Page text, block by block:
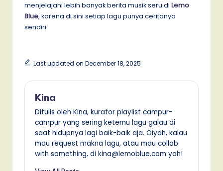
menjelajahi lebih banyak berita musik seru di Lemo
Blue, karena di sini setiap lagu punya ceritanya
sendiri.
Last updated on December 18, 2025
Kina
Ditulis oleh Kina, kurator playlist campur-
campur yang sering ketemu lagu galau di
saat hidupnya lagi baik-baik aja. Oiyah, kalau
mau request makna lagu, atau mau collab
with something, di kina@lemoblue.com yah!